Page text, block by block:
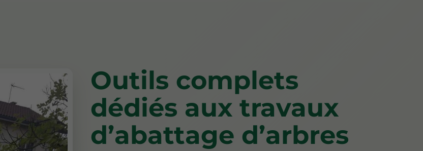
Outils complets
dédiés aux travaux
d’abattage d’arbres